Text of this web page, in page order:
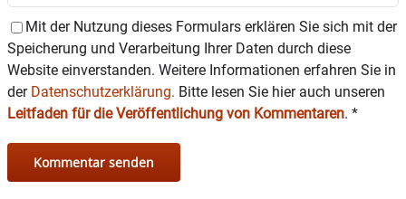
Mit der Nutzung dieses Formulars erklären Sie sich mit der
Speicherung und Verarbeitung Ihrer Daten durch diese
Website einverstanden. Weitere Informationen erfahren Sie in
der Datenschutzerklärung. Bitte lesen Sie hier auch unseren
Leitfaden für die Veröffentlichung von Kommentaren. *